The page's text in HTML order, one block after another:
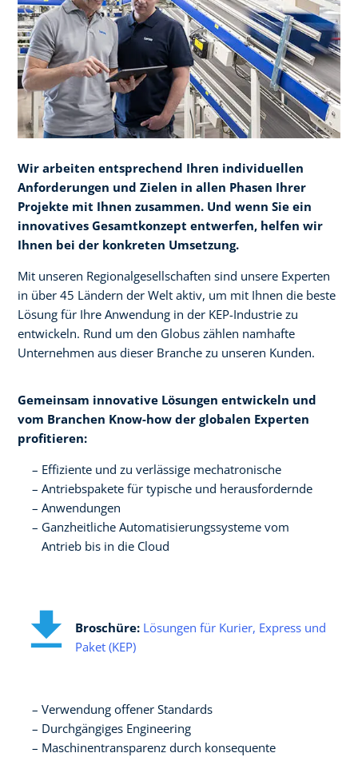
Wir arbeiten entsprechend Ihren individuellen
Anforderungen und Zielen in allen Phasen Ihrer
Projekte mit Ihnen zusammen. Und wenn Sie ein
innovatives Gesamtkonzept entwerfen, helfen wir
Ihnen bei der konkreten Umsetzung.​
Mit unseren Regionalgesellschaften sind unsere Experten
in über 45 Ländern der Welt aktiv, um mit Ihnen die beste
Lösung für Ihre Anwendung in der KEP-Industrie zu
entwickeln. Rund um den Globus zählen namhafte
Unternehmen aus dieser Branche zu unseren Kunden.
Gemeinsam innovative Lösungen entwickeln und
vom Branchen Know-how der globalen Experten
profitieren:​
Effiziente und zu verlässige mechatronische​
Antriebspakete für typische und herausfordernde​
Anwendungen ​
Ganzheitliche Automatisierungssysteme vom ​
Antrieb bis in die Cloud
Broschüre: Lösungen für Kurier, Express und
Paket (KEP)
Verwendung offener Standards​
Durchgängiges Engineering​
Maschinentransparenz durch konsequente ​